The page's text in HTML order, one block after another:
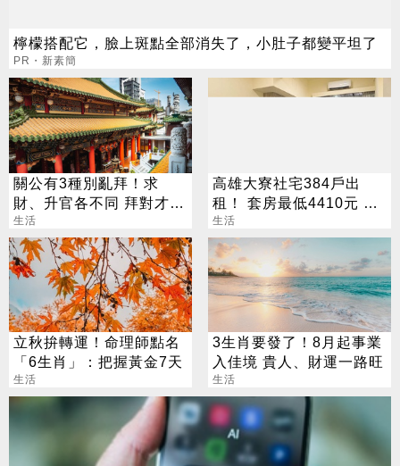
檸檬搭配它，臉上斑點全部消失了，小肚子都變平坦了
PR・新素簡
關公有3種別亂拜！求
財、升官各不同 拜對才能
大加分
生活
高雄大寮社宅384戶出
租！ 套房最低4410元 這
日起開放申請
生活
立秋拚轉運！命理師點名
「6生肖」：把握黃金7天
生活
3生肖要發了！8月起事業
入佳境 貴人、財運一路旺
生活